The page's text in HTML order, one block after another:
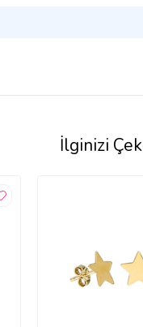
İlginizi